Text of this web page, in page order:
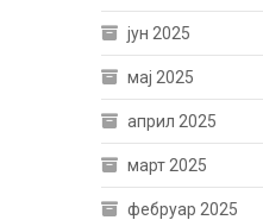
јун 2025
мај 2025
април 2025
март 2025
фебруар 2025